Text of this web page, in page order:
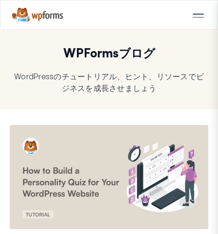
WPFormsブログ
WordPressのチュートリアル、ヒント、リソースでビ
ジネスを成長させましょう